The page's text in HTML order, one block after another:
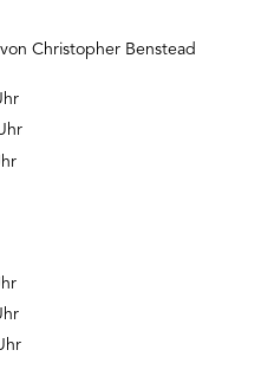
Christopher Benstead